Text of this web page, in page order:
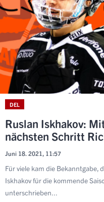
DEL
Ruslan Iskhakov:
nächsten Schritt
Juni 18. 2021, 11:57
Für viele kam die Bekanntgabe,
Iskhakov für die kommende
unterschrieben...